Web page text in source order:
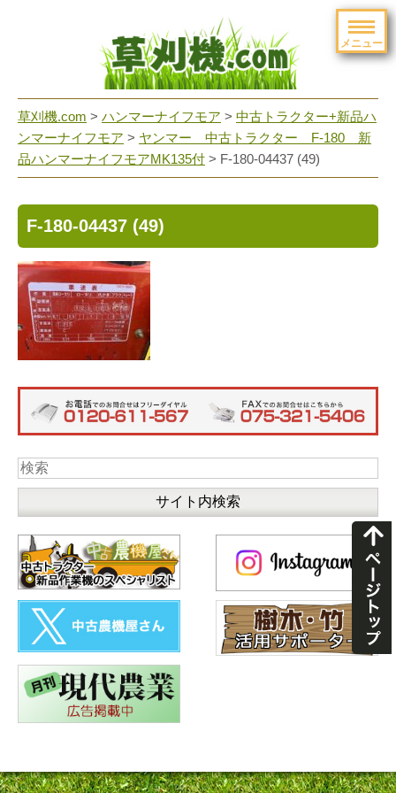
メニュー
草刈機.com > ハンマーナイフモア > 中古トラクター+新品ハ
ンマーナイフモア > ヤンマー 中古トラクター F-180 新
品ハンマーナイフモアMK135付 > F-180-04437 (49)
F-180-04437 (49)